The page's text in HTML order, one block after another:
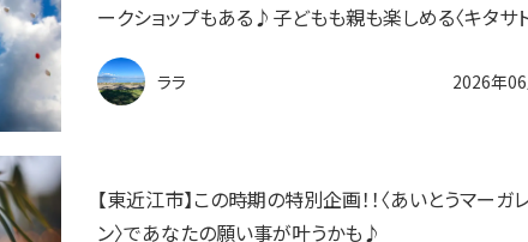
ークショップもある♪子どもも親も楽しめる〈キタサト
ララ 2026年
【東近江市】この時期の特別企画！！〈あいとうマーガ
ン〉であなたの願い事が叶うかも♪